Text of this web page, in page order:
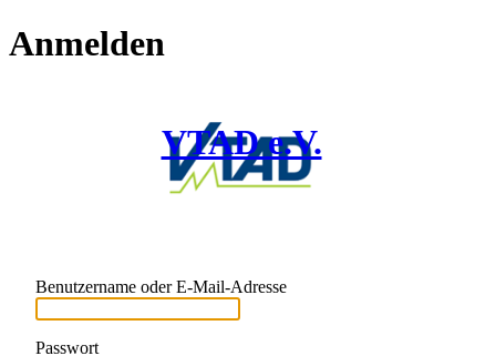
Anmelden
VTAD e.V.
Benutzername oder E-Mail-Adresse
Passwort